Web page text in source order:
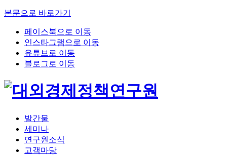
본문으로 바로가기
페이스북으로 이동
인스타그램으로 이동
유튜브로 이동
블로그로 이동
발간물
세미나
연구원소식
고객마당